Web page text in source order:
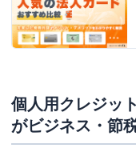
自宅で働いて
自宅以外に事
フリーランス
契約先の会社
フリーラン
個人用クレジッ
がビジネス・節